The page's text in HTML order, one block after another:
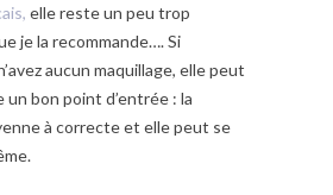
elle reste un peu trop
je la recommande…. Si
aucun maquillage, elle peut
bon point d’entrée : la
à correcte et elle peut se